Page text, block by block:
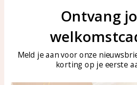
Veelgestelde vragen
Sieraden onderhouden
KAYA
Bellen
tussen
Ontvang
Meld je aan voor onze
korting op je eerste